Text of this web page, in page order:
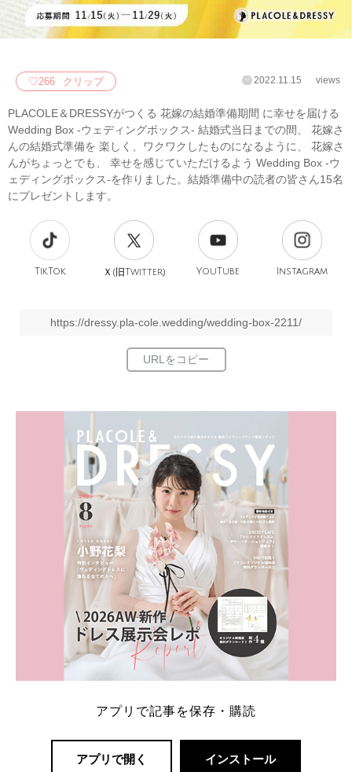
♡266 クリップ 2022.11.15 views
PLACOLE＆DRESSYがつくる 花嫁の結婚準備期間 に幸せを届ける
Wedding Box -ウェディングボックス- 結婚式当日までの間、 花嫁さ
んの結婚式準備を 楽しく、ワクワクしたものになるように、 花嫁さ
んがちょっとでも、 幸せを感じていただけるよう Wedding Box -ウ
ェディングボックス-を作りました。結婚準備中の読者の皆さん15名
にプレゼントします。
TikTok Ｘ(旧Twitter) YouTube Instagram
https://dressy.pla-cole.wedding/wedding-box-2211/
アプリで記事を保存・購読
アプリで開く インストール